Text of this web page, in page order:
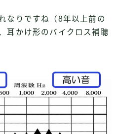
なりですね（8年以上前の
耳かけ形のバイクロス補聴